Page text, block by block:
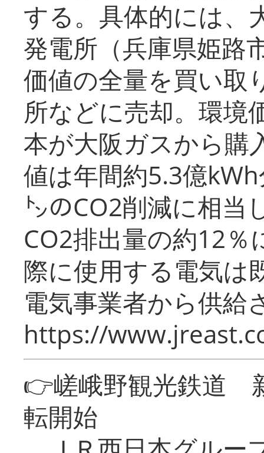
する。具体的には、
発電所（兵庫県姫路
価値の全量を買い取
所などに売却。環境
本が大阪ガスから購
値は年間約5.3億
㌧のCO2削減に相当
CO2排出量の約12％
際に使用する電気は
電気事業者から供給
https://
👉嵯峨野観光鉄道
転開始